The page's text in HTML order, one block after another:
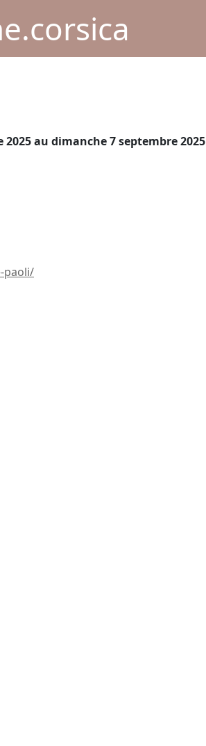
2025au dimanche 7 septembre 2025
paoli/